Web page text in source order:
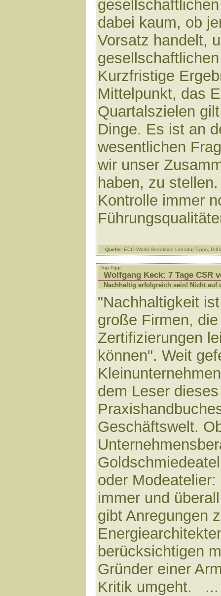
dabei kaum, ob
Vorsatz handelt,
Kurzfristige
Mittelpunkt, das
Quartalszielen
Dinge. Es ist an
wesentlichen
wir unser
haben, zu
Kontrolle immer
Quelle: ECO-World Redaktion Literatur-Tipps, D-
Top-Tipp:
Wolfgang Keck: 7 Tage CSR
Nachhaltig erfolgreich sein! Nicht auf
"Nachhaltigkeit
große Firmen,
Zertifizierungen
können". Weit
dem Leser
Geschäftswelt.
oder
immer und
gibt Anregungen
berücksichtigen
Gründer einer
Kritik umgeht.